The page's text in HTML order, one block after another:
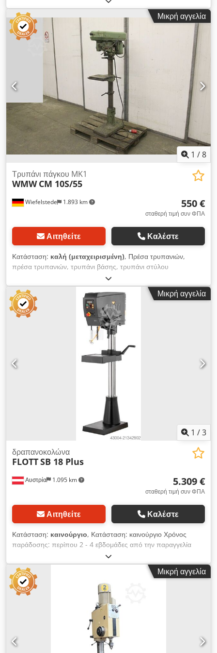
kW Dksdpfofv Ungsx Apaor - Μετάδοση: με επίπεδο ιμάντα -
Μέγεθος τραπεζιού: 295 x 295 mm - Τσοκ: 0 - 10 mm/B12 -
Διαδρομή ατράκτου: 70 mm - Προεκβολή: 150 mm - Διάμετρος
στήλης: 80 mm - Διαστάσεις: 500/700/Υ1800 mm - Βάρος:
Μικρή αγγελία
1 /8
Wiefelstede 1.893 km
Τρυπάνι πάγκου MK1
WMW CM 10S/55
550 €
σταθερή τιμή συν ΦΠΑ
Αιτηθείτε Καλέστε
Κατάσταση: καλή (μεταχειρισμένη), Πρέσα τρυπανιών,
πρέσα τρυπανιών, τρυπάνι βάσης, τρυπάνι στύλου
-Κατασκευαστής: WMW, μηχανή γεώτρησης στήλης τύπου CM
10S / 55 -Motor: 630 W-ταχύτητες: 460 - 2190 σ.α.λ.
-Μετάφραση: μέσω ζώνης V-Μέγεθος πίνακα: 220 x 280 mm-
κωνικό άξονα: MK1 -Δίσκος ατράκτου: 70 mm -Προβολή: 200
mm-Πυλώνας Ø: 85 mm-Διαστάσεις: 400/800 / H1670 mm
-Βάρος 206 kg Dkodpjfunydofx Apasr
Μικρή αγγελία
1 /3
Αυστρία 1.095 km
δραπανοκολώνα
FLOTTSB 18 Plus
5.309 €
σταθερή τιμή συν ΦΠΑ
Αιτηθείτε Καλέστε
Κατάσταση: καινούργιο, Κατάσταση: καινούργιο Χρόνος
παράδοσης: περίπου 2 - 4 εβδομάδες από την παραγγελία
Χώρα κατασκευής: Γερμανία Τιμή: 5.309,85 € Μηνιαία δόση
leasing: 102,48 € Ικανότητα διάτρησης σε δομικό χάλυβα: 18
mm Υποδοχή: MK 2 Βραχίονας: 240 mm Στροφές: 30 - 3000
σ.α.λ. Κινητήρας: 0,75 kW Ικανότητα κοπής σπειρώματος:
M12 (ανάλογα το βήμα) Dodoynmz Aopfx Apaekr Μήκος: 705
mm Πλάτος: 355 mm Ύψος: 1825 mm Βάρος: 195 kg
Τροφοδοσία: χειροκίνητη mm/στροφ. Διάμετρος στήλης: 82
mm Απόσταση άξονα – τραπέζι: 180 - 870 mm Διαστάσεις
τραπεζιού: 340 x 280 mm Διαδρομή ατράκτου: 100 mm
Διαρκής/κανονική απόδοση διάτρησης: 18/20 (σε E335/ST60)
Μικρή αγγελία